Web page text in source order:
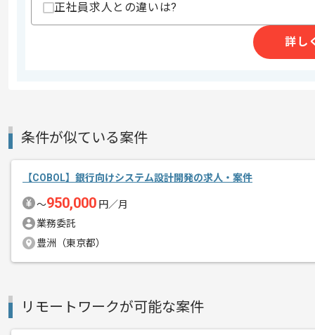
メント
COBOLでの開発経験を活かすことがで
複数案件を保有している企業ですので、
ご経験と実績に応じてスライド案件の
正社員求人との違いは?
詳し
条件が似ている案件
【COBOL】銀行向けシステム設計開発の求人・案件
〜950,000 円／月
業務委託
豊洲（東京都）
リモートワークが可能な案件